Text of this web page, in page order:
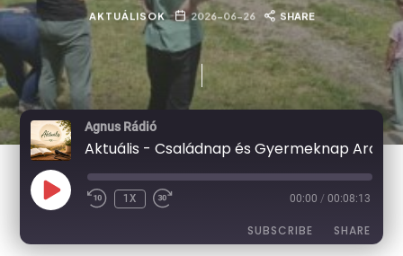
AKTUÁLISOK 2026-06-26 SHARE
Agnus Rádió
Aktuális - Családnap és Gyermeknap Aranyosegerbegyen
PLAY
EPISODE 1X 00:00 / 00:08:13
SUBSCRIBE SHARE